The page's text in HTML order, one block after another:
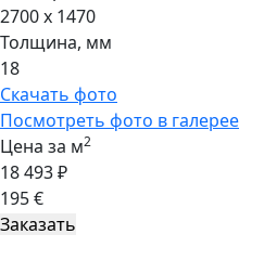
2700 x 1470
Толщина, мм
18
Скачать фото
Посмотреть фото в галерее
Цена за м2
18 493 ₽
195 €